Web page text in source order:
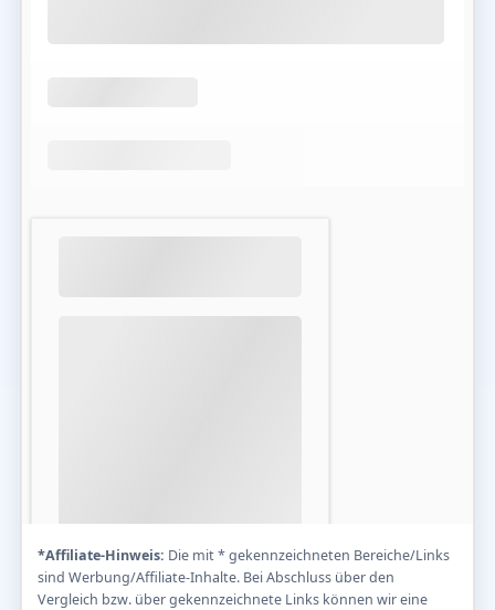
*Affiliate-Hinweis: Die mit * gekennzeichneten Bereiche/Links
sind Werbung/Affiliate-Inhalte. Bei Abschluss über den
Vergleich bzw. über gekennzeichnete Links können wir eine